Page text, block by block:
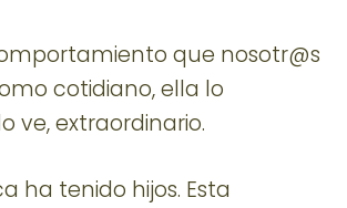
que nosotr@s
cotidiano, ella lo
ve, extraordinario.
ha tenido hijos. Esta